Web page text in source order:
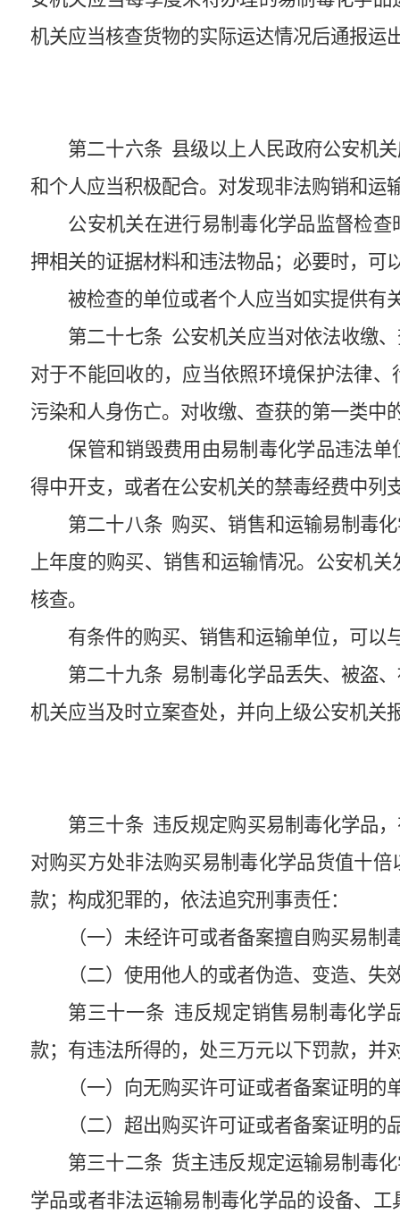
机关应当核查货物的实际运达情况后通报运
第二十六条县级以上人民政府公安机
和个人应当积极配合。对发现非法购销和运
公安机关在进行易制毒化学品监督检
押相关的证据材料和违法物品；必要时，可
被检查的单位或者个人应当如实提供有
第二十七条公安机关应当对依法收缴
对于不能回收的，应当依照环境保护法律
污染和人身伤亡。对收缴、查获的第一类中
保管和销毁费用由易制毒化学品违法
得中开支，或者在公安机关的禁毒经费中列
第二十八条购买、销售和运输易制毒
上年度的购买、销售和运输情况。公安机
核查。
有条件的购买、销售和运输单位，可以
第二十九条易制毒化学品丢失、被盗
机关应当及时立案查处，并向上级公安机关
第三十条违反规定购买易制毒化学品
对购买方处非法购买易制毒化学品货值十
款；构成犯罪的，依法追究刑事责任：
（一）未经许可或者备案擅自购买易制
（二）使用他人的或者伪造、变造、
第三十一条 违反规定销售易制毒化学
款；有违法所得的，处三万元以下罚款，并
（一）向无购买许可证或者备案证明
（二）超出购买许可证或者备案证明
第三十二条货主违反规定运输易制毒
学品或者非法运输易制毒化学品的设备、